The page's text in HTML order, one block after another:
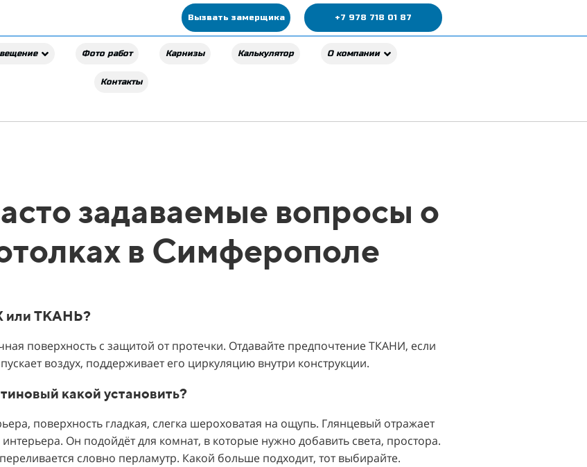
Вызвать замерщика +7 978 718 01 87
Фото работ Карнизы Калькулятор О компании
Контакты
задаваемые вопросы о
в Симферополе
или ТКАНЬ?
поверхность с защитой от протечки. Отдавайте предпочтение ТКАНИ, если
воздух, поддерживает его циркуляцию внутри конструкции.
какой установить?
поверхность гладкая, слегка шероховатая на ощупь. Глянцевый отражает
Он подойдёт для комнат, в которые нужно добавить света, простора.
словно перламутр. Какой больше подходит, тот выбирайте.